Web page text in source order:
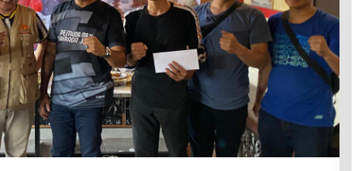
Efektif Cegah Kemacetan BBM,
Pos Pantau Polresta Mamuju
Amankan Jalur SPBU Kali Mamuju